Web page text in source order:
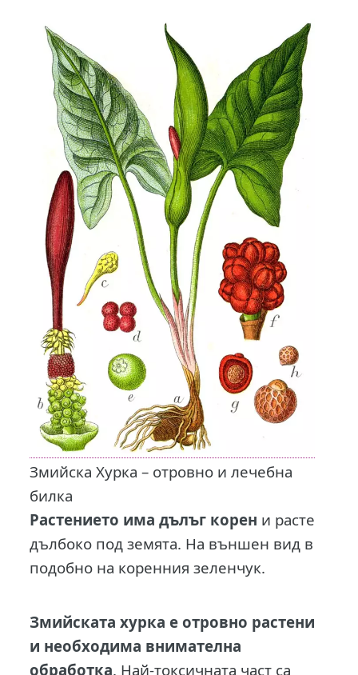
Змийска Хурка – отровно и лечебна
билка
Растението има дълъг корен и расте
дълбоко под земята. На външен вид в
подобно на коренния зеленчук.
Змийската хурка е отровно растени
и необходима внимателна
обработка. Най-токсичната част са